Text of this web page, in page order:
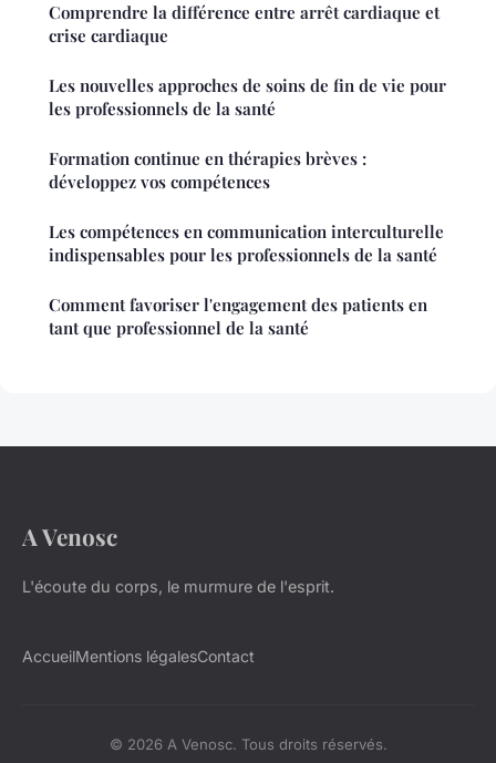
Comprendre la différence entre arrêt cardiaque et
crise cardiaque
Les nouvelles approches de soins de fin de vie pour
les professionnels de la santé
Formation continue en thérapies brèves :
développez vos compétences
Les compétences en communication interculturelle
indispensables pour les professionnels de la santé
Comment favoriser l'engagement des patients en
tant que professionnel de la santé
A Venosc
L'écoute du corps, le murmure de l'esprit.
AccueilMentions légalesContact
© 2026 A Venosc. Tous droits réservés.